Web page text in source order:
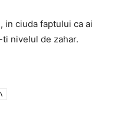
in ciuda faptului ca ai
nivelul de zahar.